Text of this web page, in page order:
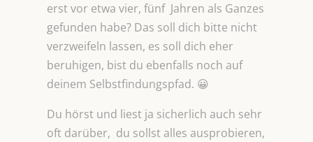
erst vor etwa vier, fünf Jahren als Ganzes
gefunden habe? Das soll dich bitte nicht
verzweifeln lassen, es soll dich eher
beruhigen, bist du ebenfalls noch auf
deinem Selbstfindungspfad. 😀
Du hörst und liest ja sicherlich auch sehr
oft darüber, du sollst alles ausprobieren,